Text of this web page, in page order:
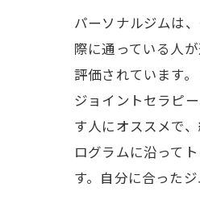
パーソナルジムは
際に通っている人
評価されています
ジョイントセラピ
す人にオススメで
ログラムに沿って
す。自分に合った